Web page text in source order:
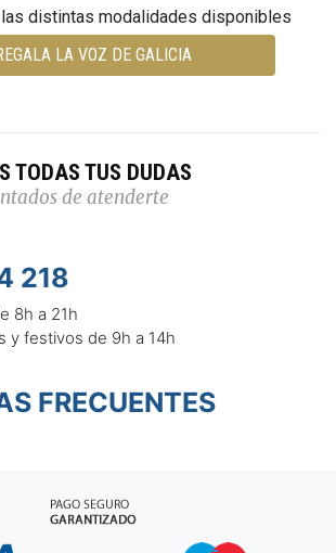
las distintas modalidades disponibles
LA VOZ DE GALICIA
TODAS TUS DUDAS
de atenderte
218
8h a 21h
y festivos de 9h a 14h
FRECUENTES